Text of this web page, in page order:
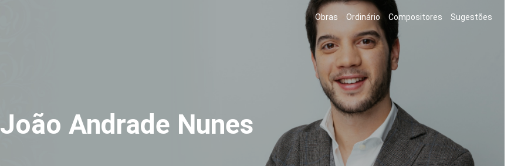
Obras Ordinário Compositores Sugestões
João Andrade Nunes